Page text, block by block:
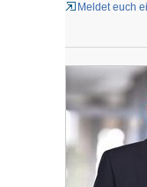
SOZIALES
GEMEINDE
KONTAKT
Meldet euch